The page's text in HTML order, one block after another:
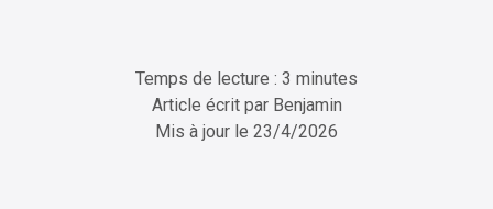
Temps de lecture : 3 minutes
Article écrit par Benjamin
Mis à jour le 23/4/2026